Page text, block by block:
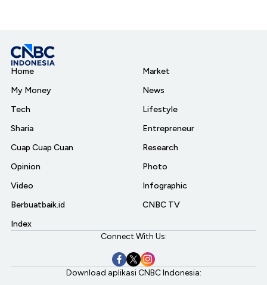
Home
My Money
Tech
Sharia
Cuap Cuap Cuan
Opinion
Video
Berbuatbaik.id
Index
Market
News
Lifestyle
Entrepreneur
Research
Photo
Infographic
CNBC TV
Connect With Us:
Download aplikasi CNBC Indonesia: